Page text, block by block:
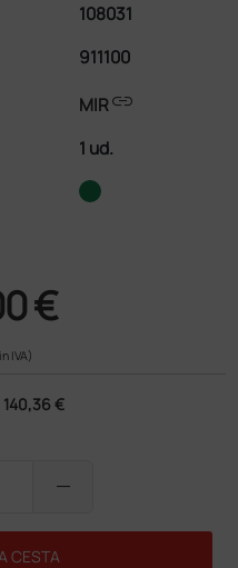
108031
911100
MIRlink
1 ud.
€
IVA)
140,36 €
remove
CESTA